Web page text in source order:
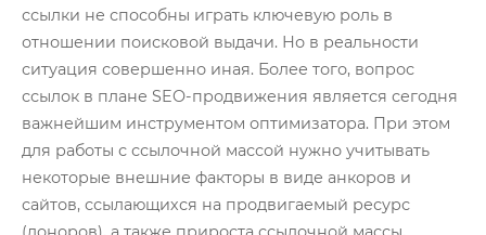
ссылки не способны играть ключевую роль в
отношении поисковой выдачи. Но в реальности
ситуация совершенно иная. Более того, вопрос
ссылок в плане SEO-продвижения является сегодня
важнейшим инструментом оптимизатора. При этом
для работы с ссылочной массой нужно учитывать
некоторые внешние факторы в виде анкоров и
сайтов, ссылающихся на продвигаемый ресурс